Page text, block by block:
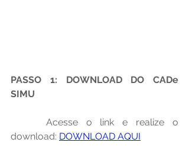
PASSO 1: DOWNLOAD DO CADe
SIMU
download: DOWNLOAD AQUI